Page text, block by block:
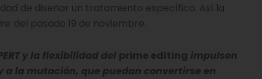
de diseñar un tratamiento específico. Así la
del pasado 19 de noviembre.
y la flexibilidad del prime editing impulsen
la mutación, que puedan convertirse en